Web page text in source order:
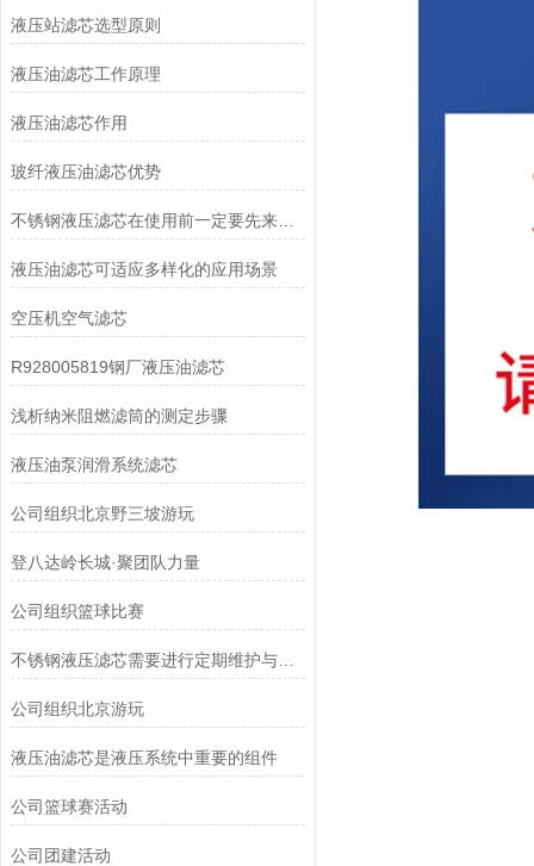
液压站滤芯选型原则
液压油滤芯工作原理
液压油滤芯作用
玻纤液压油滤芯优势
不锈钢液压滤芯在使用前一定要先来了解下这些
液压油滤芯可适应多样化的应用场景
空压机空气滤芯
R928005819钢厂液压油滤芯
浅析纳米阻燃滤筒的测定步骤
液压油泵润滑系统滤芯
公司组织北京野三坡游玩
登八达岭长城·聚团队力量
公司组织篮球比赛
不锈钢液压滤芯需要进行定期维护与清洁
公司组织北京游玩
液压油滤芯是液压系统中重要的组件
公司篮球赛活动
公司团建活动